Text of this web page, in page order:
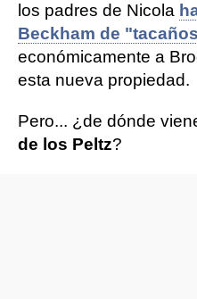
los padres de Nicola
Beckham de
económicamente a
esta nueva propiedad.
Pero... ¿de dónde
de los Peltz?